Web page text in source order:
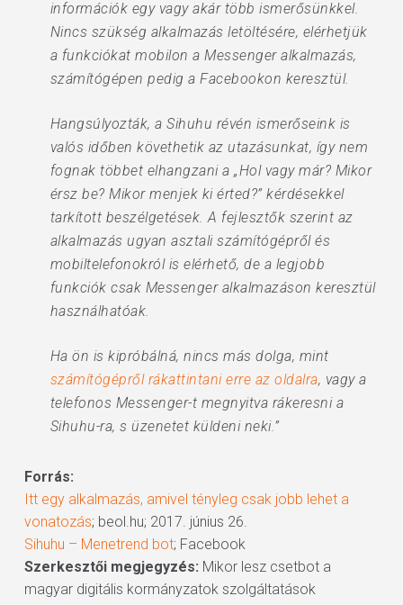
információk egy vagy akár több ismerősünkkel.
Nincs szükség alkalmazás letöltésére, elérhetjük
a funkciókat mobilon a Messenger alkalmazás,
számítógépen pedig a Facebookon keresztül.
Hangsúlyozták, a Sihuhu révén ismerőseink is
valós időben követhetik az utazásunkat, így nem
fognak többet elhangzani a „Hol vagy már? Mikor
érsz be? Mikor menjek ki érted?” kérdésekkel
tarkított beszélgetések. A fejlesztők szerint az
alkalmazás ugyan asztali számítógépről és
mobiltelefonokról is elérhető, de a legjobb
funkciók csak Messenger alkalmazáson keresztül
használhatóak.
Ha ön is kipróbálná, nincs más dolga, mint
számítógépről rákattintani erre az oldalra, vagy a
telefonos Messenger-t megnyitva rákeresni a
Sihuhu-ra, s üzenetet küldeni neki.”
Forrás:
Itt egy alkalmazás, amivel tényleg csak jobb lehet a
vonatozás; beol.hu; 2017. június 26.
Sihuhu – Menetrend bot; Facebook
Szerkesztői megjegyzés: Mikor lesz csetbot a
magyar digitális kormányzatok szolgáltatások